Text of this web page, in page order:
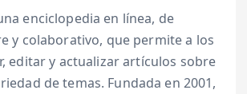
enciclopedia en línea, de
y colaborativo, que permite a los
editar y actualizar artículos sobre
de temas. Fundada en 2001,